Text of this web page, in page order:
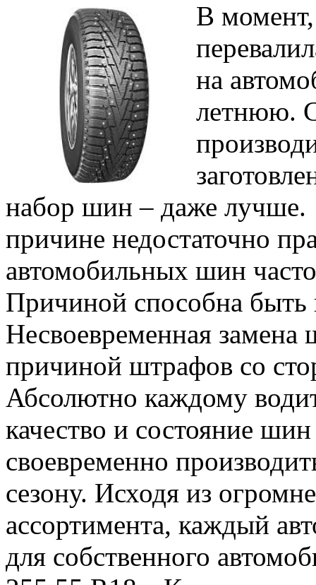
В момент,
на
летнюю.
набор шин – даже
причине недостаточно
автомобильных шин
Причиной способна
Несвоевременная замена
причиной штрафов со
Абсолютно каждому
качество и состояние
своевременно
сезону. Исходя из
ассортимента, каждый
для собственного